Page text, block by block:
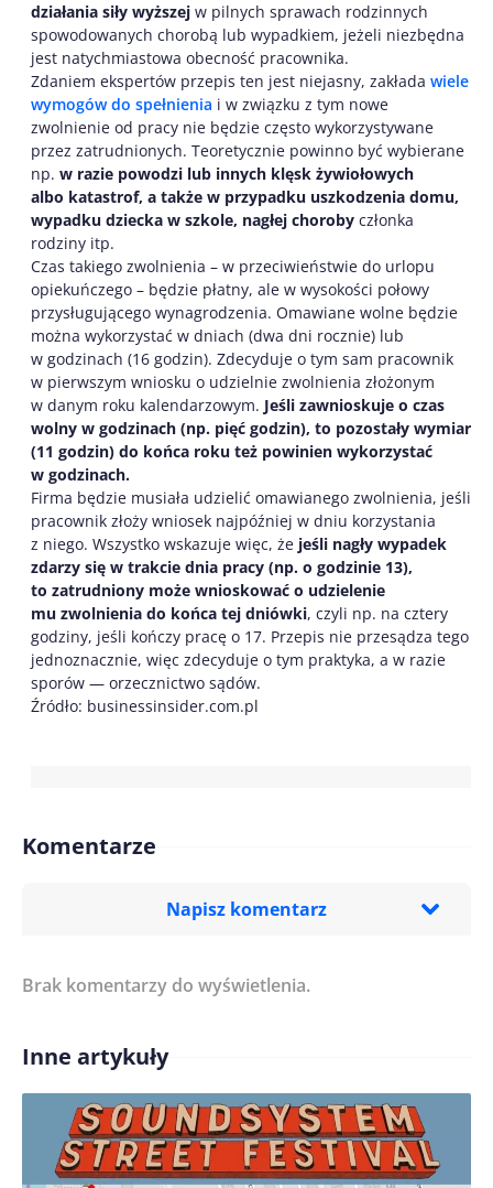
działania siły wyższej w pilnych sprawach rodzinnych
spowodowanych chorobą lub wypadkiem, jeżeli niezbędna
jest natychmiastowa obecność pracownika.
Zdaniem ekspertów przepis ten jest niejasny, zakłada wiele
wymogów do spełnienia i w związku z tym nowe
zwolnienie od pracy nie będzie często wykorzystywane
przez zatrudnionych. Teoretycznie powinno być wybierane
np. w razie powodzi lub innych klęsk żywiołowych
albo katastrof, a także w przypadku uszkodzenia domu,
wypadku dziecka w szkole, nagłej choroby członka
rodziny itp.
Czas takiego zwolnienia – w przeciwieństwie do urlopu
opiekuńczego – będzie płatny, ale w wysokości połowy
przysługującego wynagrodzenia. Omawiane wolne będzie
można wykorzystać w dniach (dwa dni rocznie) lub
w godzinach (16 godzin). Zdecyduje o tym sam pracownik
w pierwszym wniosku o udzielnie zwolnienia złożonym
w danym roku kalendarzowym. Jeśli zawnioskuje o czas
wolny w godzinach (np. pięć godzin), to pozostały wymiar
(11 godzin) do końca roku też powinien wykorzystać
w godzinach.
Firma będzie musiała udzielić omawianego zwolnienia, jeśli
pracownik złoży wniosek najpóźniej w dniu korzystania
z niego. Wszystko wskazuje więc, że jeśli nagły wypadek
zdarzy się w trakcie dnia pracy (np. o godzinie 13),
to zatrudniony może wnioskować o udzielenie
mu zwolnienia do końca tej dniówki, czyli np. na cztery
godziny, jeśli kończy pracę o 17. Przepis nie przesądza tego
jednoznacznie, więc zdecyduje o tym praktyka, a w razie
sporów — orzecznictwo sądów.
Źródło: businessinsider.com.pl
Komentarze
Napisz komentarz
Treść komentarza*
Imię/ Nick*
Brak komentarzy do wyświetlenia.
Inne artykuły